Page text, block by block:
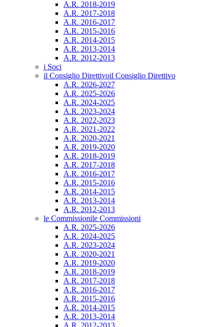
A.R. 2018-2019
A.R. 2017-2018
A.R. 2016-2017
A.R. 2015-2016
A.R. 2014-2015
A.R. 2013-2014
A.R. 2012-2013
i Soci
il Consiglio Direttivoil Consiglio Direttivo
A.R. 2026-2027
A.R. 2025-2026
A.R. 2024-2025
A.R. 2023-2024
A.R. 2022-2023
A.R. 2021-2022
A.R. 2020-2021
A.R. 2019-2020
A.R. 2018-2019
A.R. 2017-2018
A.R. 2016-2017
A.R. 2015-2016
A.R. 2014-2015
A.R. 2013-2014
A.R. 2012-2013
le Commissionile Commissioni
A.R. 2025-2026
A.R. 2024-2025
A.R. 2023-2024
A.R. 2020-2021
A.R. 2019-2020
A.R. 2018-2019
A.R. 2017-2018
A.R. 2016-2017
A.R. 2015-2016
A.R. 2014-2015
A.R. 2013-2014